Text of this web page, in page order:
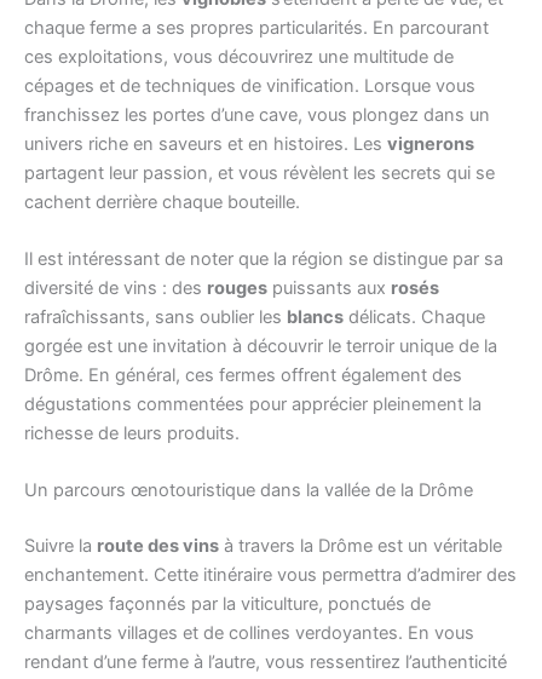
chaque ferme a ses propres particularités. En parcourant
ces exploitations, vous découvrirez une multitude de
cépages et de techniques de vinification. Lorsque vous
franchissez les portes d’une cave, vous plongez dans un
univers riche en saveurs et en histoires. Les vignerons
partagent leur passion, et vous révèlent les secrets qui se
cachent derrière chaque bouteille.
Il est intéressant de noter que la région se distingue par sa
diversité de vins : des rouges puissants aux rosés
rafraîchissants, sans oublier les blancs délicats. Chaque
gorgée est une invitation à découvrir le terroir unique de la
Drôme. En général, ces fermes offrent également des
dégustations commentées pour apprécier pleinement la
richesse de leurs produits.
Un parcours œnotouristique dans la vallée de la Drôme
Suivre la route des vins à travers la Drôme est un véritable
enchantement. Cette itinéraire vous permettra d’admirer des
paysages façonnés par la viticulture, ponctués de
charmants villages et de collines verdoyantes. En vous
rendant d’une ferme à l’autre, vous ressentirez l’authenticité